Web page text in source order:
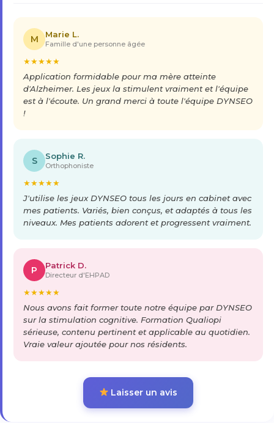
M Marie L.
Famille d'une personne âgée
★★★★★
Application formidable pour ma mère atteinte
d'Alzheimer. Les jeux la stimulent vraiment et l'équipe
est à l'écoute. Un grand merci à toute l'équipe DYNSEO
!
S Sophie R.
Orthophoniste
★★★★★
J'utilise les jeux DYNSEO tous les jours en cabinet avec
mes patients. Variés, bien conçus, et adaptés à tous les
niveaux. Mes patients adorent et progressent vraiment.
P Patrick D.
Directeur d'EHPAD
★★★★★
Nous avons fait former toute notre équipe par DYNSEO
sur la stimulation cognitive. Formation Qualiopi
sérieuse, contenu pertinent et applicable au quotidien.
Vraie valeur ajoutée pour nos résidents.
Laisser un avis